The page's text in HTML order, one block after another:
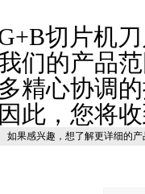
切片机
们的产品
多精心协调
因此，您将
如果感兴趣，想了解更详细的